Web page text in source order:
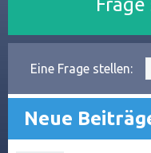
Eine Frage stellen:
Neue